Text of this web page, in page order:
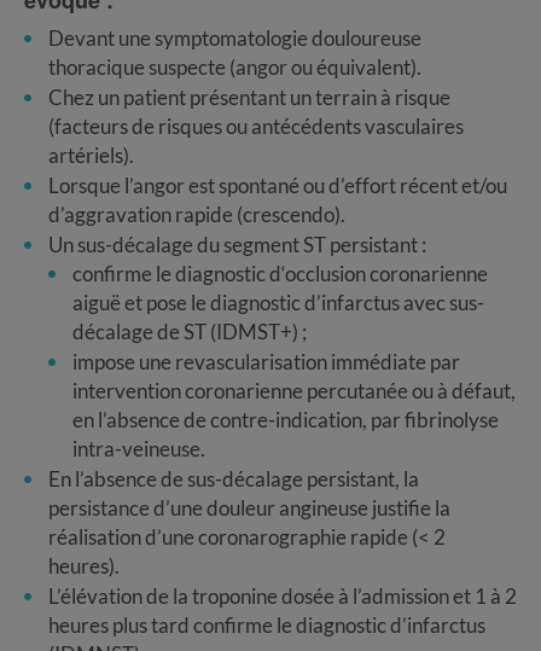
Devant une symptomatologie douloureuse
thoracique suspecte (angor ou équivalent).
Chez un patient présentant un terrain à risque
(facteurs de risques ou antécédents vasculaires
artériels).
Lorsque l’angor est spontané ou d’effort récent et/ou
d’aggravation rapide (crescendo).
Un sus-décalage du segment ST persistant :
confirme le diagnostic d‘occlusion coronarienne
aiguë et pose le diagnostic d’infarctus avec sus-
décalage de ST (IDMST+) ;
impose une revascularisation immédiate par
intervention coronarienne percutanée ou à défaut,
en l’absence de contre-indication, par fibrinolyse
intra-veineuse.
En l’absence de sus-décalage persistant, la
persistance d’une douleur angineuse justifie la
réalisation d’une coronarographie rapide (< 2
heures).
L’élévation de la troponine dosée à l’admission et 1 à 2
heures plus tard confirme le diagnostic d’infarctus